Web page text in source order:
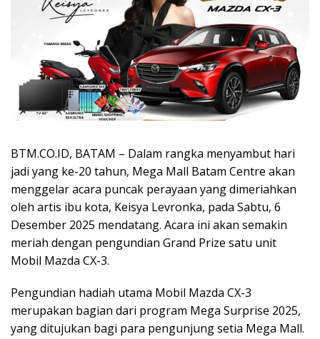
BTM.CO.ID, BATAM – Dalam rangka menyambut hari
jadi yang ke-20 tahun, Mega Mall Batam Centre akan
menggelar acara puncak perayaan yang dimeriahkan
oleh artis ibu kota, Keisya Levronka, pada Sabtu, 6
Desember 2025 mendatang. Acara ini akan semakin
meriah dengan pengundian Grand Prize satu unit
Mobil Mazda CX-3.
Pengundian hadiah utama Mobil Mazda CX-3
merupakan bagian dari program Mega Surprise 2025,
yang ditujukan bagi para pengunjung setia Mega Mall.